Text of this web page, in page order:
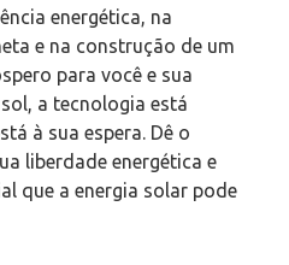
energética, na
e na construção de um
para você e sua
a tecnologia está
à sua espera. Dê o
liberdade energética e
que a energia solar pode